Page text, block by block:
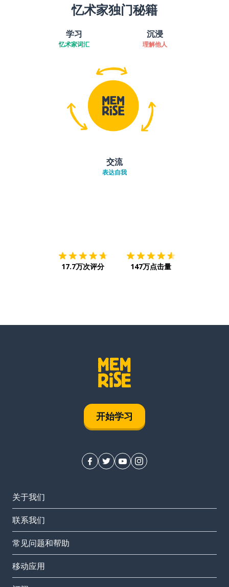
忆术家独门秘籍
学习
忆术家词汇
沉浸
理解他人
交流
表达自我
17.7万次评分 147万点击量
开始学习
关于我们
联系我们
常见问题和帮助
移动应用